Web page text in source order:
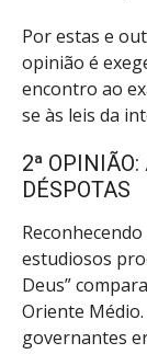
Por estas e
opinião é
encontro ao
se às leis da
2ª
DÉSPOTAS
estudiosos
Deus”
Oriente
governantes